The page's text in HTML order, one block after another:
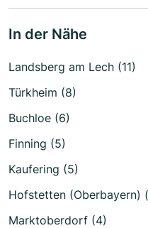
In der Nähe
Landsberg am Lech (11)
Türkheim (8)
Buchloe (6)
Finning (5)
Kaufering (5)
Hofstetten (Oberbayern)
Marktoberdorf (4)